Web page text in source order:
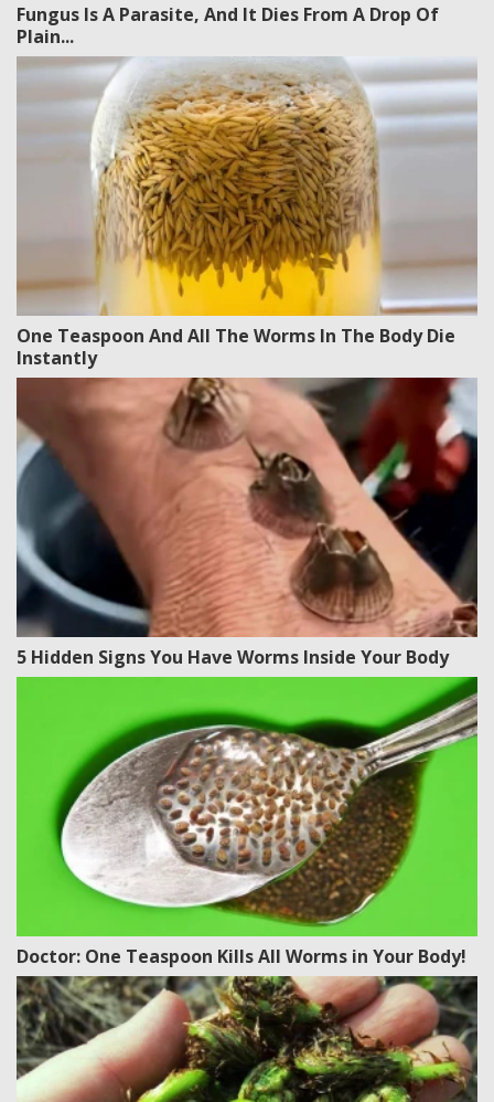
Fungus Is A Parasite, And It Dies From A Drop Of
Plain...
One Teaspoon And All The Worms In The Body Die
Instantly
5 Hidden Signs You Have Worms Inside Your Body
Doctor: One Teaspoon Kills All Worms in Your Body!